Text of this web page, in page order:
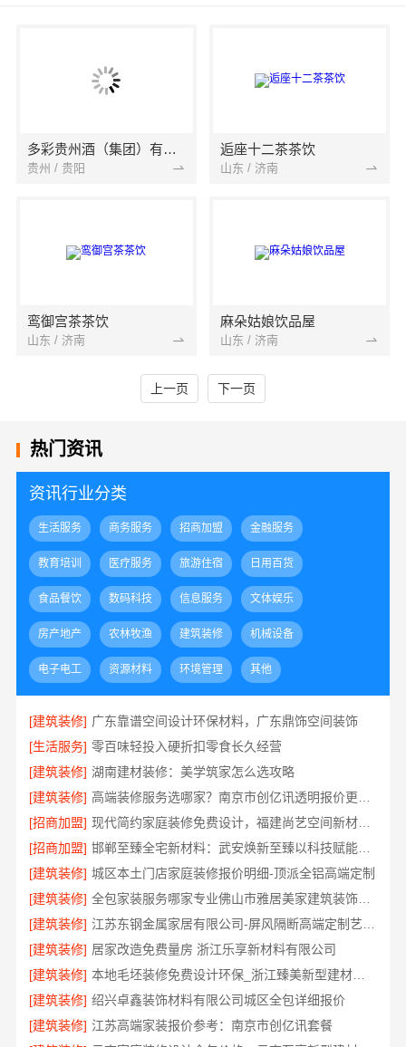
多彩贵州酒（集团）有限公司
贵州 / 贵阳
逅座十二茶茶饮
山东 / 济南
鸾御宫茶茶饮
山东 / 济南
麻朵姑娘饮品屋
山东 / 济南
上一页 下一页
热门资讯
资讯行业分类
生活服务 商务服务 招商加盟 金融服务
教育培训 医疗服务 旅游住宿 日用百货
食品餐饮 数码科技 信息服务 文体娱乐
房产地产 农林牧渔 建筑装修 机械设备
电子电工 资源材料 环境管理 其他
[建筑装修] 广东靠谱空间设计环保材料，广东鼎饰空间装饰
[生活服务] 零百味轻投入硬折扣零食长久经营
[建筑装修] 湖南建材装修：美学筑家怎么选攻略
[建筑装修]
[招商加盟]
现代简约家庭装修免费设计，福建尚艺空间新材料科技有限公司整体落地
[招商加盟]
邯郸至臻全宅新材料：武安焕新至臻以科技赋能理想人居
[建筑装修] 城区本土门店家庭装修报价明细-顶派全铝高端定制
[建筑装修]
全包家装服务哪家专业佛山市雅居美家建筑装饰工程有限公司
[建筑装修]
[建筑装修] 居家改造免费量房 浙江乐享新材料有限公司
[建筑装修]
本地毛坯装修免费设计环保_浙江臻美新型建材有限公司绿色施工
[建筑装修] 绍兴卓鑫装饰材料有限公司城区全包详细报价
[建筑装修] 江苏高端家装报价参考：南京市创亿讯套餐